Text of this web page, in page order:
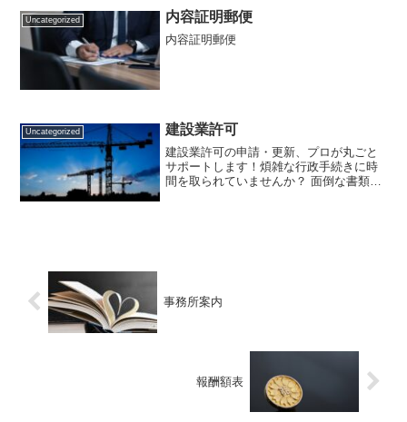
一式（１０...
Uncategorized 内容証明郵便
内容証明郵便
Uncategorized 建設業許可
建設業許可の申請・更新、プロが丸ごと
サポートします！煩雑な行政手続きに時
間を取られていませんか？ 面倒な書類作
事務所案内
報酬額表